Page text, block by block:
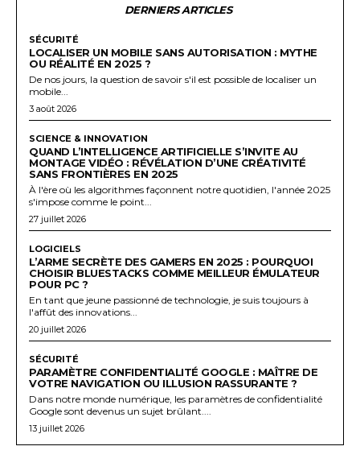
DERNIERS ARTICLES
SÉCURITÉ
LOCALISER UN MOBILE SANS AUTORISATION : MYTHE
OU RÉALITÉ EN 2025 ?
De nos jours, la question de savoir s'il est possible de localiser un
mobile...
3 août 2026
SCIENCE & INNOVATION
QUAND L’INTELLIGENCE ARTIFICIELLE S’INVITE AU
MONTAGE VIDÉO : RÉVÉLATION D’UNE CRÉATIVITÉ
SANS FRONTIÈRES EN 2025
À l'ère où les algorithmes façonnent notre quotidien, l'année 2025
s'impose comme le point...
27 juillet 2026
LOGICIELS
L’ARME SECRÈTE DES GAMERS EN 2025 : POURQUOI
CHOISIR BLUESTACKS COMME MEILLEUR ÉMULATEUR
POUR PC ?
En tant que jeune passionné de technologie, je suis toujours à
l'affût des innovations...
20 juillet 2026
SÉCURITÉ
PARAMÈTRE CONFIDENTIALITÉ GOOGLE : MAÎTRE DE
VOTRE NAVIGATION OU ILLUSION RASSURANTE ?
Dans notre monde numérique, les paramètres de confidentialité
Google sont devenus un sujet brûlant....
13 juillet 2026